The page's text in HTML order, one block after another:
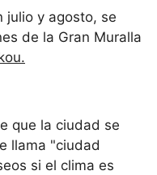
julio y agosto, se
de la Gran Muralla
que la ciudad se
llama "ciudad
si el clima es